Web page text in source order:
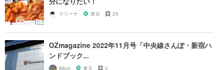
マリーナ 東京 29
OZmagazine 2022年11月号「中央線さんぽ・新宿ハ
ンドブック...
Ikkun 東京 0